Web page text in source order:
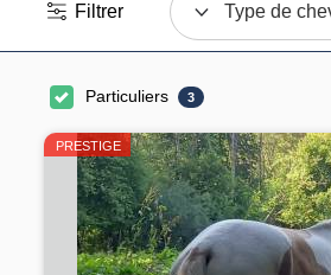
Filtrer Type de
Particuliers 3
PRESTIGE